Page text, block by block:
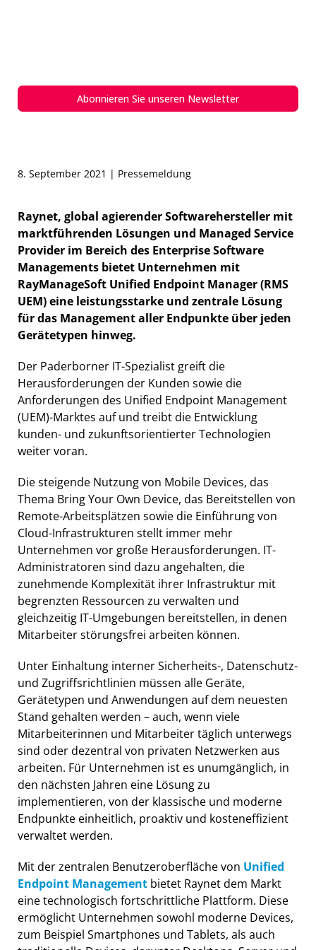
Abonnieren Sie unseren Newsletter
8. September 2021 | Pressemeldung
Raynet, global agierender Softwarehersteller mit
marktführenden Lösungen und Managed Service
Provider im Bereich des Enterprise Software
Managements bietet Unternehmen mit
RayManageSoft Unified Endpoint Manager (RMS
UEM) eine leistungsstarke und zentrale Lösung
für das Management aller Endpunkte über jeden
Gerätetypen hinweg.
Der Paderborner IT-Spezialist greift die
Herausforderungen der Kunden sowie die
Anforderungen des Unified Endpoint Management
(UEM)-Marktes auf und treibt die Entwicklung
kunden- und zukunftsorientierter Technologien
weiter voran.
Die steigende Nutzung von Mobile Devices, das
Thema Bring Your Own Device, das Bereitstellen von
Remote-Arbeitsplätzen sowie die Einführung von
Cloud-Infrastrukturen stellt immer mehr
Unternehmen vor große Herausforderungen. IT-
Administratoren sind dazu angehalten, die
zunehmende Komplexität ihrer Infrastruktur mit
begrenzten Ressourcen zu verwalten und
gleichzeitig IT-Umgebungen bereitstellen, in denen
Mitarbeiter störungsfrei arbeiten können.
Unter Einhaltung interner Sicherheits-, Datenschutz-
und Zugriffsrichtlinien müssen alle Geräte,
Gerätetypen und Anwendungen auf dem neuesten
Stand gehalten werden – auch, wenn viele
Mitarbeiterinnen und Mitarbeiter täglich unterwegs
sind oder dezentral von privaten Netzwerken aus
arbeiten. Für Unternehmen ist es unumgänglich, in
den nächsten Jahren eine Lösung zu
implementieren, von der klassische und moderne
Endpunkte einheitlich, proaktiv und kosteneffizient
verwaltet werden.
Mit der zentralen Benutzeroberfläche von Unified
Endpoint Management bietet Raynet dem Markt
eine technologisch fortschrittliche Plattform. Diese
ermöglicht Unternehmen sowohl moderne Devices,
zum Beispiel Smartphones und Tablets, als auch